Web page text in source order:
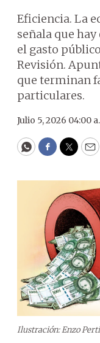
Eficiencia. La
señala que
el gasto
Revisión.
que terminan
particulares.
Julio 5, 2026 04:00
WhatsApp
Facebook
Ilustración: Enzo